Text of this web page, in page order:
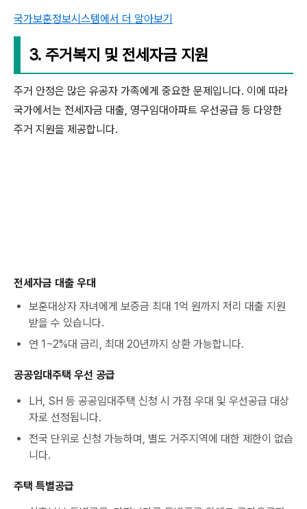
국가보훈정보시스템에서 더 알아보기
3. 주거복지 및 전세자금 지원
주거 안정은 많은 유공자 가족에게 중요한 문제입니다. 이에 따라
국가에서는 전세자금 대출, 영구임대아파트 우선공급 등 다양한
주거 지원을 제공합니다.
전세자금 대출 우대
보훈대상자 자녀에게 보증금 최대 1억 원까지 저리 대출 지원
받을 수 있습니다.
연 1~2%대 금리, 최대 20년까지 상환 가능합니다.
공공임대주택 우선 공급
LH, SH 등 공공임대주택 신청 시 가점 우대 및 우선공급 대상
자로 선정됩니다.
전국 단위로 신청 가능하며, 별도 거주지역에 대한 제한이 없습
니다.
주택 특별공급